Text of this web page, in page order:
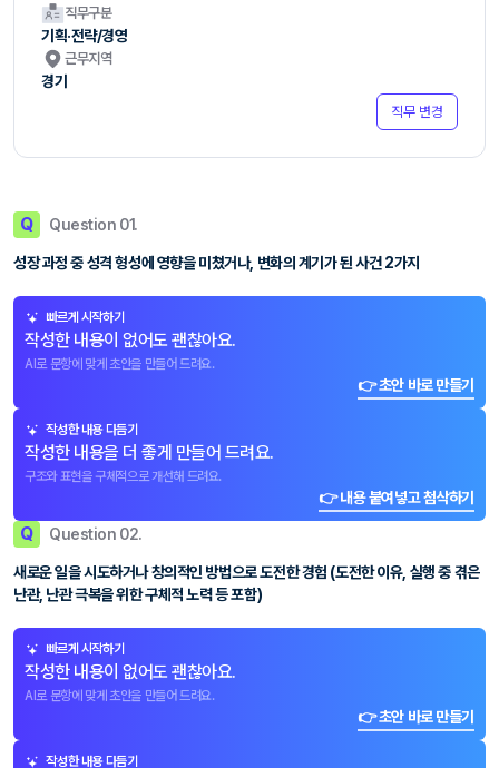
직무구분
기획·전략/경영
근무지역
경기
직무 변경
Q Question 01.
성장 과정 중 성격 형성에 영향을 미쳤거나, 변화의 계기가 된 사건 2가지
빠르게 시작하기
작성한 내용이 없어도 괜찮아요.
AI로 문항에 맞게 초안을 만들어 드려요.
👉 초안 바로 만들기
작성한 내용 다듬기
작성한 내용을 더 좋게 만들어 드려요.
구조와 표현을 구체적으로 개선해 드려요.
👉 내용 붙여넣고 첨삭하기
Q Question 02.
새로운 일을 시도하거나 창의적인 방법으로 도전한 경험 (도전한 이유, 실행 중 겪은
난관, 난관 극복을 위한 구체적 노력 등 포함)
빠르게 시작하기
작성한 내용이 없어도 괜찮아요.
AI로 문항에 맞게 초안을 만들어 드려요.
👉 초안 바로 만들기
작성한 내용 다듬기